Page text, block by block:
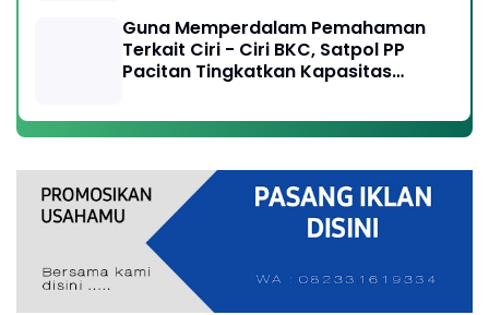
Guna Memperdalam Pemahaman
Terkait Ciri - Ciri BKC, Satpol PP
Pacitan Tingkatkan Kapasitas
Ilegal